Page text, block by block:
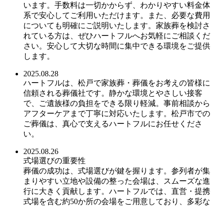
います。手数料は一切かからず、わかりやすい料金体
系で安心してご利用いただけます。また、必要な費用
についても明確にご説明いたします。家族葬を検討さ
れている方は、ぜひハートフルへお気軽にご相談くだ
さい。安心して大切な時間に集中できる環境をご提供
します。
2025.08.28
ハートフルは、松戸で家族葬・葬儀をお考えの皆様に
信頼される葬儀社です。静かな環境とやさしい接客
で、ご遺族様の負担をできる限り軽減。事前相談から
アフターケアまで丁寧に対応いたします。松戸市での
ご葬儀は、真心で支えるハートフルにお任せくださ
い。
2025.08.26
式場選びの重要性
葬儀の成功は、式場選びが鍵を握ります。参列者が集
まりやすい立地や設備の整った会場は、スムーズな進
行に大きく貢献します。ハートフルでは、直営・提携
式場を含む約50か所の会場をご用意しており、多彩な